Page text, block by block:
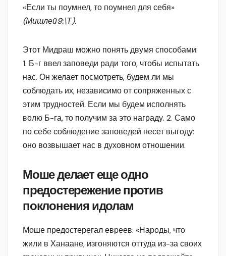
«Если ты поумнел, то поумнел для себя»
(Мишлей9:\Т).
Этот Мидраш можно понять двумя способами:
1. Б-г ввел заповеди ради того, чтобы испытать
нас. Он желает посмотреть, будем ли мы
соблюдать их, независимо от сопряженных с
этим трудностей. Если мы будем исполнять
волю Б-га, то получим за это награду. 2. Само
по себе соблюдение заповедей несет выгоду:
оно возвышает нас в духовном отношении.
Моше делает еще одно
предостережение против
поклонения идолам
Моше предостерегал евреев: «Народы, что
жили в Ханаане, изгоняются оттуда из-за своих